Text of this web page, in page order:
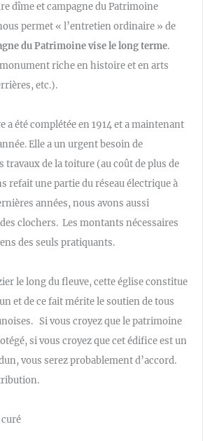
dîme et campagne du Patrimoine
permet « l’entretien ordinaire » de
du Patrimoine vise le long terme.
riche en histoire et en arts
etc.).
a été complétée en 1914 et a maintenant
Elle a un urgent besoin de
travaux de la toiture (au coût de plus de
refait une partie du réseau électrique à
années, nous avons aussi
clochers. Les montants nécessaires
des seuls pratiquants.
le long du fleuve, cette église constitue
et de ce fait mérite le soutien de tous
Si vous croyez que le patrimoine
si vous croyez que cet édifice est un
vous serez probablement d’accord.